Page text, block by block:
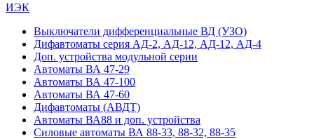
ИЭК
Выключатели дифференциальные ВД (УЗО)
Дифавтоматы серия АД-2, АД-12, АД-12, АД-4
Доп. устройства модульной серии
Автоматы ВА 47-29
Автоматы ВА 47-100
Автоматы ВА 47-60
Дифавтоматы (АВДТ)
Автоматы ВА88 и доп. устройства
Силовые автоматы ВА 88-33, 88-32, 88-35